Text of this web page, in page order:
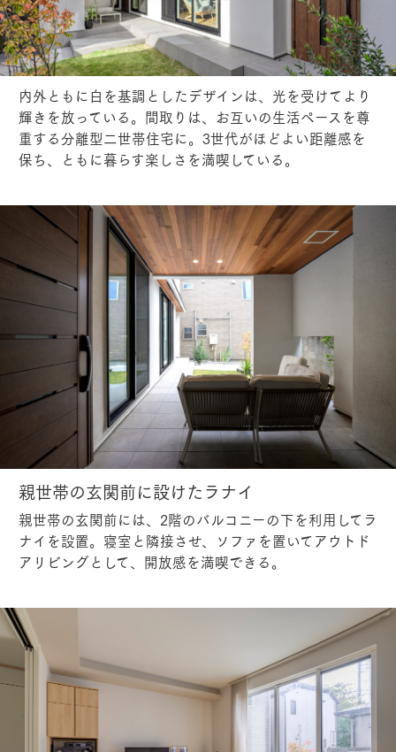
内外ともに白を基調としたデザインは、光を受けてより
輝きを放っている。間取りは、お互いの生活ペースを尊
重する分離型二世帯住宅に。3世代がほどよい距離感を
保ち、ともに暮らす楽しさを満喫している。
親世帯の玄関前に設けたラナイ
親世帯の玄関前には、2階のバルコニーの下を利用してラ
ナイを設置。寝室と隣接させ、ソファを置いてアウトド
アリビングとして、開放感を満喫できる。